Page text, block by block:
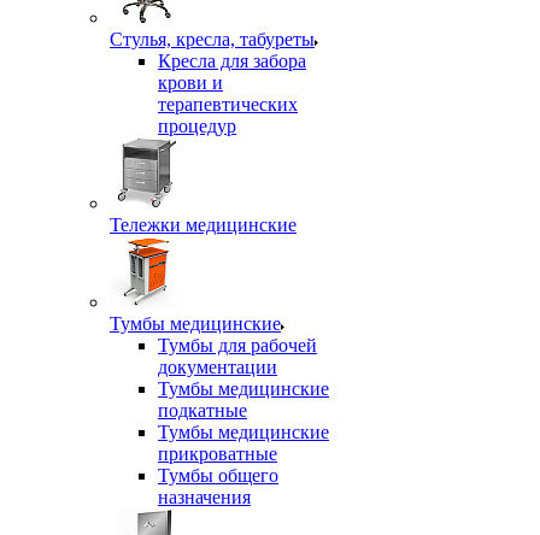
Стулья, кресла, табуреты
Кресла для забора
крови и
терапевтических
процедур
Тележки медицинские
Тумбы медицинские
Тумбы для рабочей
документации
Тумбы медицинские
подкатные
Тумбы медицинские
прикроватные
Тумбы общего
назначения